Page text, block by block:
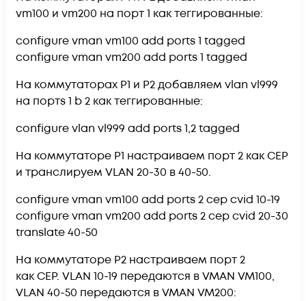
vm100 и vm200 на порт 1 как теггированные:
configure vman vm100 add ports 1 tagged
configure vman vm200 add ports 1 tagged
На коммутаторах Р1 и Р2 добавляем vlan vl999
на портs 1 b 2 как теггированные:
configure vlan vl999 add ports 1,2 tagged
На коммутаторе Р1 настраиваем порт 2 как CEP
и транслируем VLAN 20-30 в 40-50.
configure vman vm100 add ports 2 cep cvid 10-19
configure vman vm200 add ports 2 cep cvid 20-30
translate 40-50
На коммутаторе Р2 настраиваем порт 2
как CEP. VLAN 10-19 передаются в VMAN VM100,
VLAN 40-50 передаются в VMAN VM200: